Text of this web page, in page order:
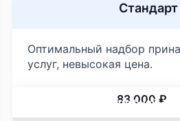
Стандарт
Оптимальный надбор
услуг, невысокая цена.
83 000 ₽
Подробней